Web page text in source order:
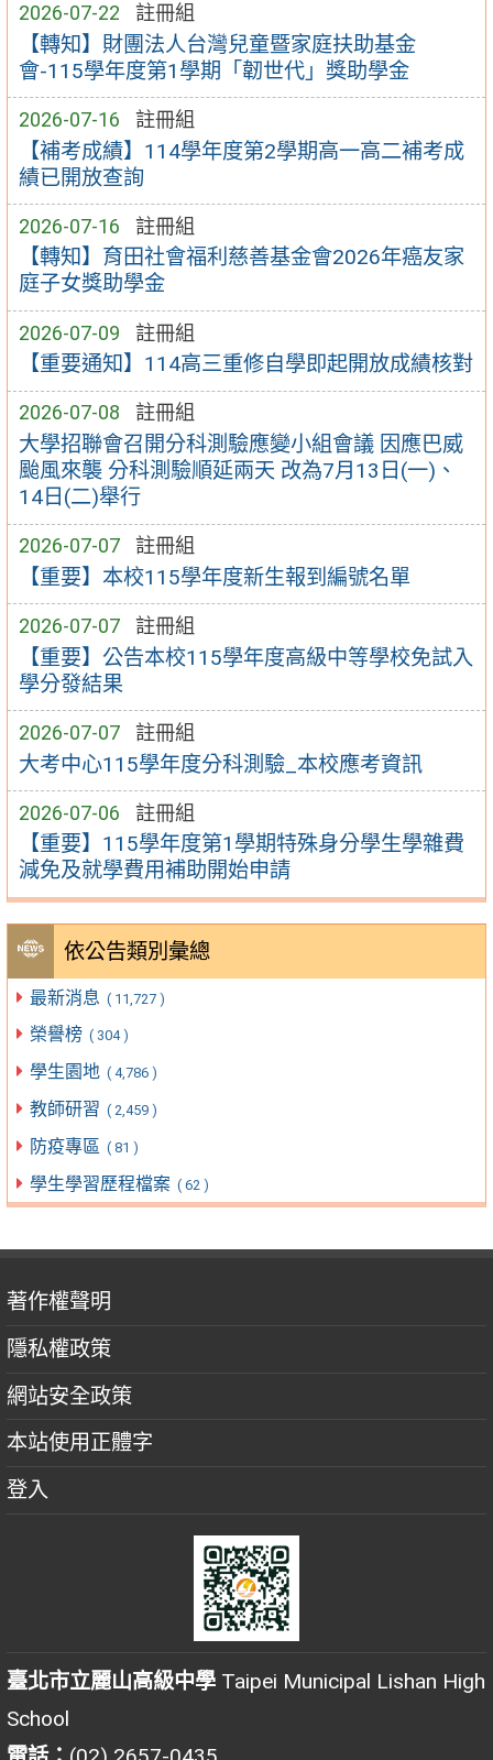
2026-07-22 註冊組
【轉知】財團法人台灣兒童暨家庭扶助基金
會-115學年度第1學期「韌世代」獎助學金
2026-07-16 註冊組
【補考成績】114學年度第2學期高一高二補考成
績已開放查詢
2026-07-16 註冊組
【轉知】育田社會福利慈善基金會2026年癌友家
庭子女獎助學金
2026-07-09 註冊組
【重要通知】114高三重修自學即起開放成績核對
2026-07-08 註冊組
大學招聯會召開分科測驗應變小組會議 因應巴威
颱風來襲 分科測驗順延兩天 改為7月13日(一)、
14日(二)舉行
2026-07-07 註冊組
【重要】本校115學年度新生報到編號名單
2026-07-07 註冊組
【重要】公告本校115學年度高級中等學校免試入
學分發結果
2026-07-07 註冊組
大考中心115學年度分科測驗_本校應考資訊
2026-07-06 註冊組
【重要】115學年度第1學期特殊身分學生學雜費
減免及就學費用補助開始申請
依公告類別彙總
最新消息 ( 11,727 )
榮譽榜 ( 304 )
學生園地 ( 4,786 )
教師研習 ( 2,459 )
防疫專區 ( 81 )
學生學習歷程檔案 ( 62 )
著作權聲明
隱私權政策
網站安全政策
本站使用正體字
登入
臺北市立麗山高級中學 Taipei Municipal Lishan High
School